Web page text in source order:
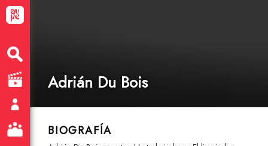
Adrián Du Bois
BIOGRAFÍA